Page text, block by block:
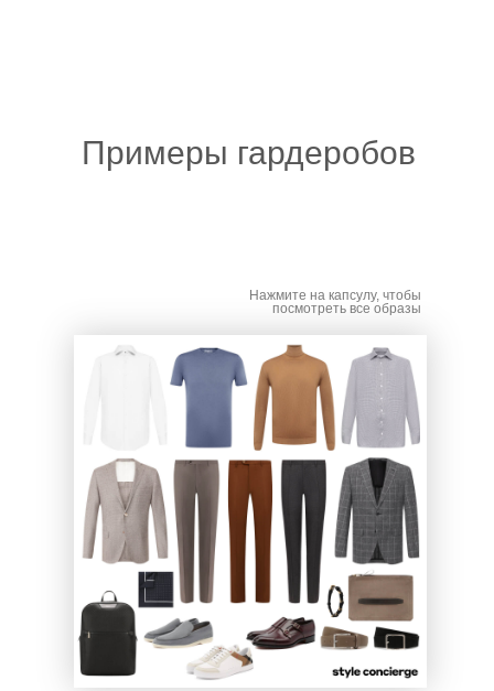
Примеры гардеробов
Нажмите на капсулу, чтобы
посмотреть все образы